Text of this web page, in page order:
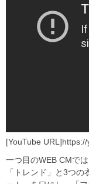
[YouTube
一つ目のWEB CMで
「トレンド」と3つ